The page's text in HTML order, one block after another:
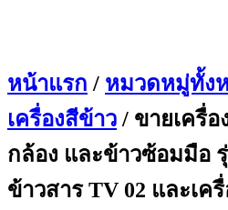
หน้าแรก / หมวดหมู่ทั้ง
เครื่องสีข้าว / ขายเครื่
กล้อง และข้าวซ้อมมือ
ข้าวสาร TV 02 และเค